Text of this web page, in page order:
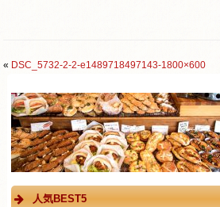
« DSC_5732-2-2-e1489718497143-1800×600
人気BEST5